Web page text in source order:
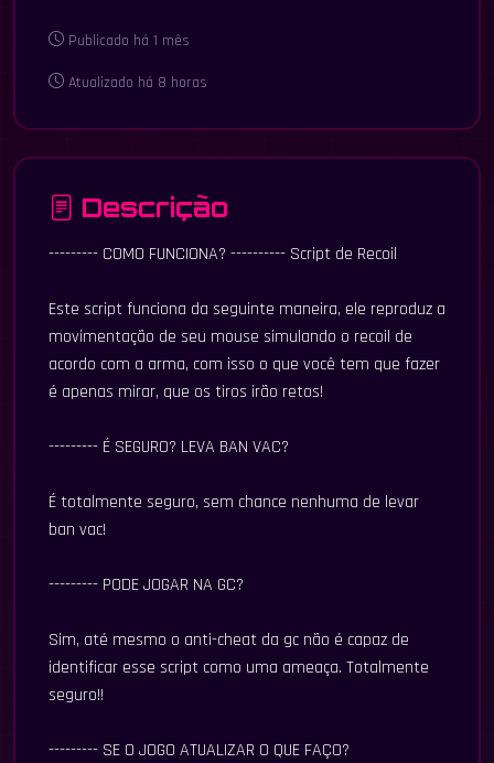
Publicado há 1 mês
Atualizado há 8 horas
Descrição
--------- COMO FUNCIONA? ---------- Script de Recoil
Este script funciona da seguinte maneira, ele reproduz a
movimentação de seu mouse simulando o recoil de
acordo com a arma, com isso o que você tem que fazer
é apenas mirar, que os tiros irão retos!
--------- É SEGURO? LEVA BAN VAC?
É totalmente seguro, sem chance nenhuma de levar
ban vac!
--------- PODE JOGAR NA GC?
Sim, até mesmo o anti-cheat da gc não é capaz de
identificar esse script como uma ameaça. Totalmente
seguro!!
--------- SE O JOGO ATUALIZAR O QUE FAÇO?